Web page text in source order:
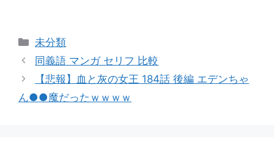
カ
テ
ゴ
リ
ー
未分類
同義語 マンガ セリフ 比較
【悲報】血と灰の女王 184話 後編 エデンちゃ
ん●●魔だったｗｗｗｗ